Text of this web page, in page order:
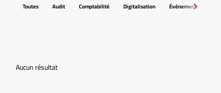
Toutes Audit Comptabilité Digitalisation Événements
Aucun résultat